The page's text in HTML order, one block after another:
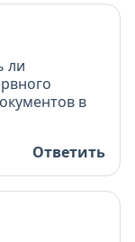
ли
в
Ответить